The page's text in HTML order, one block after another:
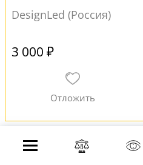
DesignLed (Россия)
3 000 ₽